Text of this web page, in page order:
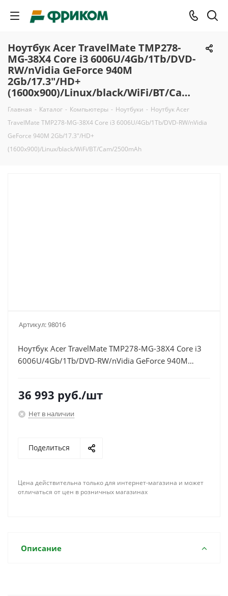
Ноутбук Acer TravelMate TMP278-
MG-38X4 Core i3 6006U/4Gb/1Tb/DVD-
RW/nVidia GeForce 940M
2Gb/17.3"/HD+
(1600x900)/Linux/black/WiFi/BT/Cam/2500mAh
Главная - Каталог - Компьютеры - Ноутбуки - Ноутбук Acer
TravelMate TMP278-MG-38X4 Core i3 6006U/4Gb/1Tb/DVD-RW/nVidia
GeForce 940M 2Gb/17.3"/HD+
(1600x900)/Linux/black/WiFi/BT/Cam/2500mAh
Артикул:98016
Ноутбук Acer TravelMate TMP278-MG-38X4 Core i3
6006U/4Gb/1Tb/DVD-RW/nVidia GeForce 940M
36 993 руб./шт
Нет в наличии
Поделиться
Цена действительна только для интернет-магазина и может
отличаться от цен в розничных магазинах
Описание